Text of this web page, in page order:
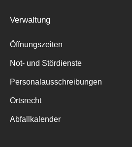
für:Verwaltung
Öffnungszeiten
Not- und Stördienste
Personalausschreibungen
Ortsrecht
Abfallkalender